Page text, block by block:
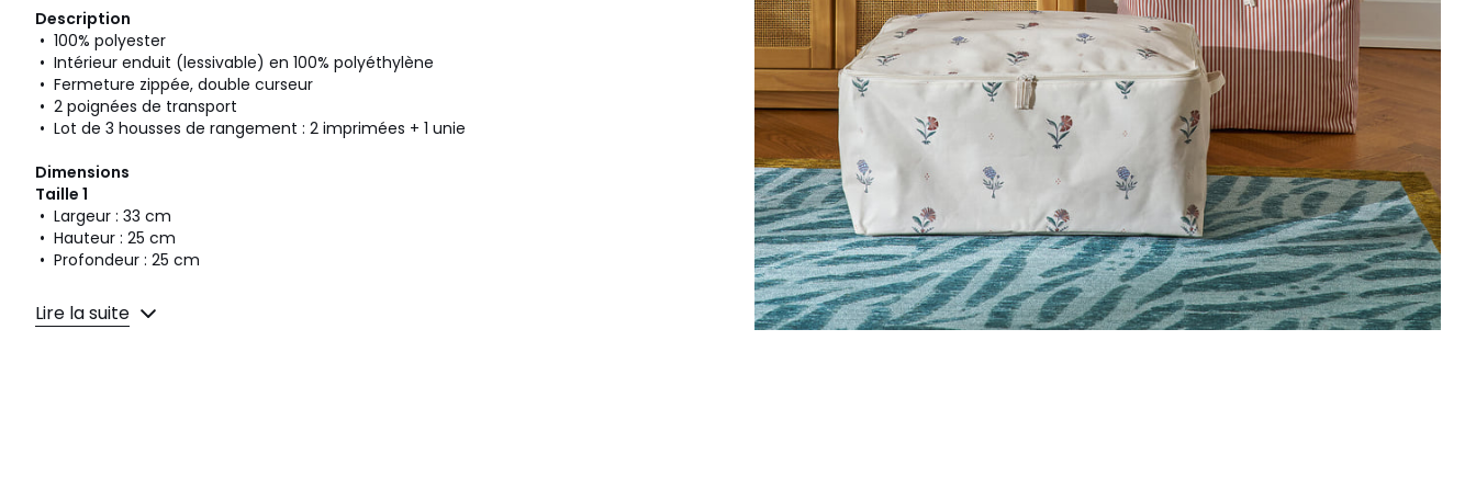
Description
• 100% polyester
• Intérieur enduit (lessivable) en 100% polyéthylène
• Fermeture zippée, double curseur
• 2 poignées de transport
• Lot de 3 housses de rangement : 2 imprimées + 1 unie
Dimensions
Taille 1
• Largeur : 33 cm
• Hauteur : 25 cm
• Profondeur : 25 cm
Taille 2
• Largeur : 45 cm
Lire la suite